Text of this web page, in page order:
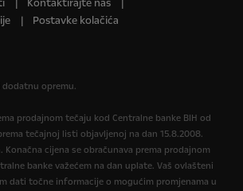
Kontaktirajte nas
Postavke kolačića
dodatnu opremu.
prodajnom tečaju kod Centralne banke BIH od
tečajnoj listi objavljenoj na dan 15.8.2008.
Konačna cijena se obračunava prema prodajnom
banke važećem na dan uplate. Vaš ovlašteni
dati točne informacije o mogućim promjenama u